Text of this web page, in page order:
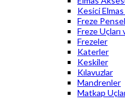
Kesici
Freze
Freze Uçları
Frezeler
Katerler
Keskiler
Kılavuzlar
Mandrenler
Matkap